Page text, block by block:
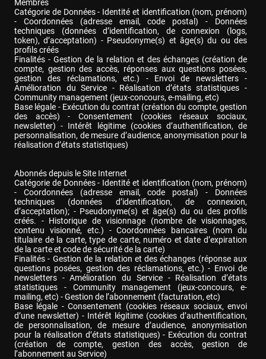
Membres
Catégorie de Données - Identité et identification (nom, prénom)
- Coordonnées (adresse email, code postal) - Données
techniques (données d’identification, de connexion (logs,
token), d’acceptation) - Pseudonyme(s) et âge(s) du ou des
profils créés
Finalités - Gestion de la relation et des échanges (création de
compte, gestion des accès, réponses aux questions posées,
gestion des réclamations, etc.) - Envoi de newsletters -
Amélioration du Service - Réalisation d’états statistiques -
Community management (jeux-concours, e-mailing, etc)
Base légale - Exécution du contrat (création du compte, gestion
des accès) - Consentement (cookies réseaux sociaux,
newsletter) - Intérêt légitime (cookies d’authentification, de
personnalisation, de mesure d’audience, anonymisation pour la
réalisation d’états statistiques)
Abonnés depuis le Site Internet
Catégorie de Données - Identité et identification (nom, prénom)
- Coordonnées (adresse email, code postal) - Données
techniques (données d’identification, de connexion,
d’acceptation); - Pseudonyme(s) et âge(s) du ou des profils
créés. - Historique de visionnage (nombre de visionnages,
contenu visionné, etc.) - Coordonnées bancaires (nom du
titulaire de la carte, type de carte, numéro et date d’expiration
de la carte et code de sécurité de la carte)
Finalités - Gestion de la relation et des échanges (réponse aux
questions posées, gestion des réclamations, etc.) - Envoi de
newsletters - Amélioration du Service - Réalisation d’états
statistiques - Community management (jeux-concours, e-
mailing, etc) - Gestion de l’abonnement (facturation, etc)
Base légale - Consentement (cookies réseaux sociaux, envoi
d’une newsletter) - Intérêt légitime (cookies d’authentification,
de personnalisation, de mesure d’audience, anonymisation
pour la réalisation d’états statistiques) - Exécution du contrat
(création de compte, gestion des accès, gestion de
l’abonnement au Service)